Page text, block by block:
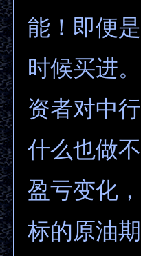
能！即便
时候买进
资者对中
什么也做
盈亏变化
标的原油